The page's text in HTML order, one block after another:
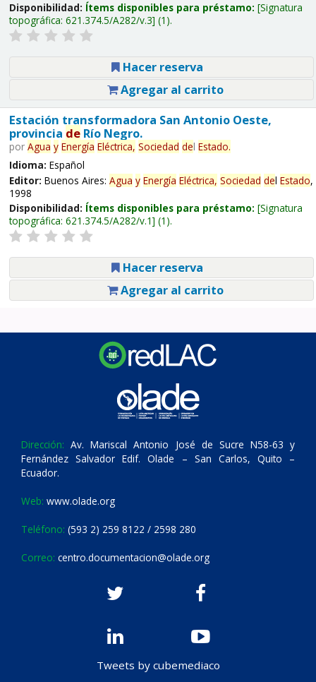
Disponibilidad: Ítems disponibles para préstamo: Signatura
topográfica: 621.374.5/A282/v.3 (1).
Hacer reserva
Agregar al carrito
Estación transformadora San Antonio Oeste,
provincia deRío Negro.
por Agua y Energía Eléctrica, Sociedad del Estado.
Idioma: Español
Editor: Buenos Aires: Agua y Energía Eléctrica, Sociedad del Estado,
1998
Disponibilidad: Ítems disponibles para préstamo: Signatura
topográfica: 621.374.5/A282/v.1 (1).
Hacer reserva
Agregar al carrito
Dirección: Av. Mariscal Antonio José de Sucre N58-63 y
Fernández Salvador Edif. Olade – San Carlos, Quito –
Ecuador.
Web: www.olade.org
Teléfono: (593 2) 259 8122 / 2598 280
Correo: centro.documentacion@olade.org
Tweets by cubemediaco